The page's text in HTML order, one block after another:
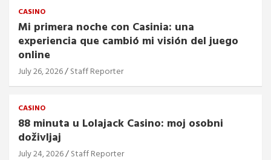
CASINO
Mi primera noche con Casinia: una
experiencia que cambió mi visión del juego
online
July 26, 2026 Staff Reporter
CASINO
88 minuta u Lolajack Casino: moj osobni
doživljaj
July 24, 2026 Staff Reporter